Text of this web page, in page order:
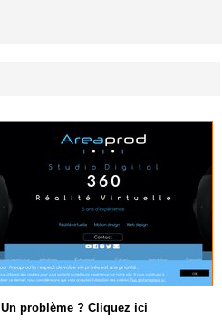
Un problème ? Cliquez ici